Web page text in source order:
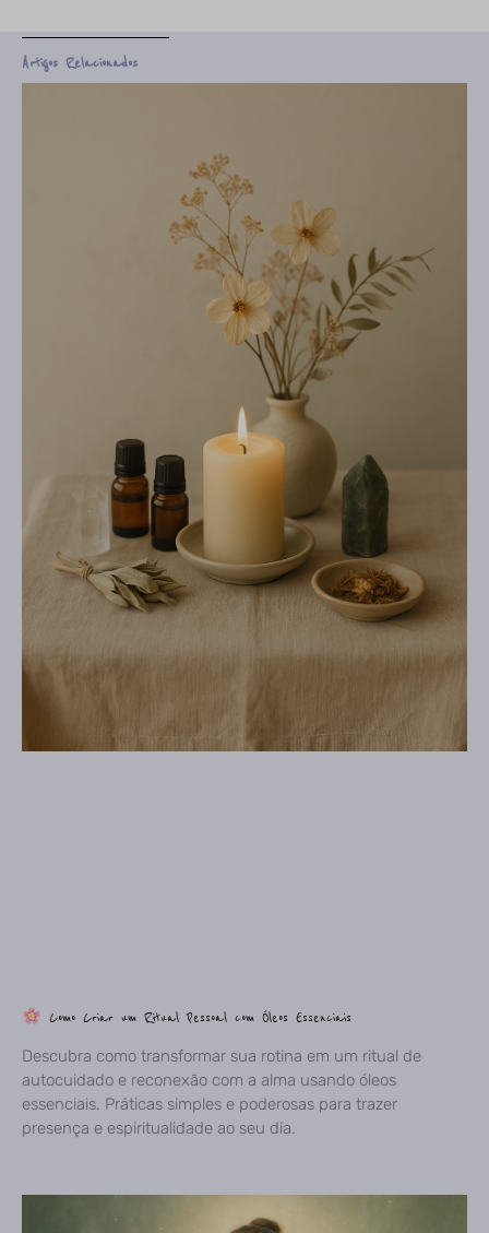
Artigos Relacionados
Como Criar um Ritual Pessoal com Óleos Essenciais
Descubra como transformar sua rotina em um ritual de
autocuidado e reconexão com a alma usando óleos
essenciais. Práticas simples e poderosas para trazer
presença e espiritualidade ao seu dia.